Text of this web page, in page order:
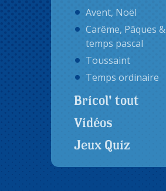
Avent, Noël
Carême, Pâques &
temps pascal
Toussaint
Temps ordinaire
Bricol' tout
Vidéos
Jeux Quiz